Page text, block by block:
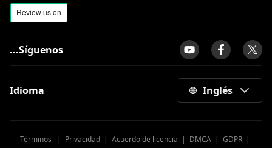
...Síguenos
Idioma Inglés
Términos | Privacidad | Acuerdo de licencia | DMCA | GDPR |